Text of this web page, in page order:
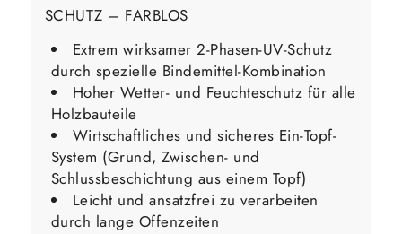
SCHUTZ – FARBLOS
Extrem wirksamer 2-Phasen-UV-Schutz
durch spezielle Bindemittel-Kombination
Hoher Wetter- und Feuchteschutz für alle
Holzbauteile
Wirtschaftliches und sicheres Ein-Topf-
System (Grund, Zwischen- und
Schlussbeschichtung aus einem Topf)
Leicht und ansatzfrei zu verarbeiten
durch lange Offenzeiten